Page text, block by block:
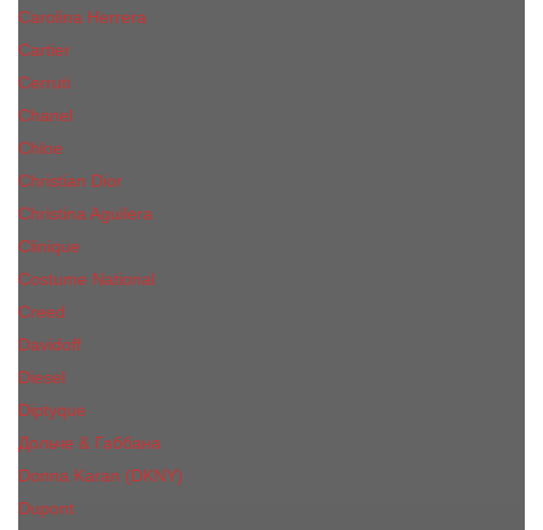
Carolina Herrera
Cartier
Cerruti
Сhanеl
Chloe
Christian Dior
Christina Aguilera
Сliniquе
Costume National
Creed
Davidoff
Diesel
Diptyque
Дольче & Габбана
Donna Karan (DKNY)
Dupont